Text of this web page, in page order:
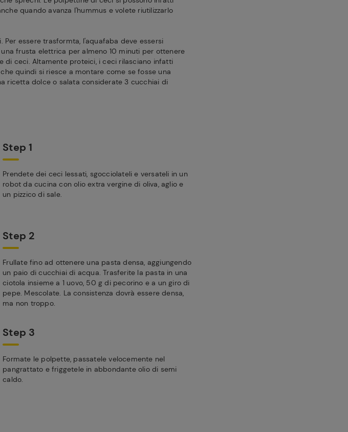
quando avanza l'hummus e volete riutilizzarlo
essere trasformta, l'aquafaba deve essersi
frusta elettrica per almeno 10 minuti per ottenere
di ceci. Altamente proteici, i ceci rilasciano infatti
quindi si riesce a montare come se fosse una
ricetta dolce o salata considerate 3 cucchiai di
Step 1
Prendete dei ceci lessati, sgocciolateli e versateli in un
robot da cucina con olio extra vergine di oliva, aglio e
un pizzico di sale.
Step 2
Frullate fino ad ottenere una pasta densa, aggiungendo
un paio di cucchiai di acqua. Trasferite la pasta in una
ciotola insieme a 1 uovo, 50 g di pecorino e a un giro di
pepe. Mescolate. La consistenza dovrà essere densa,
ma non troppo.
Step 3
Formate le polpette, passatele velocemente nel
pangrattato e friggetele in abbondante olio di semi
caldo.